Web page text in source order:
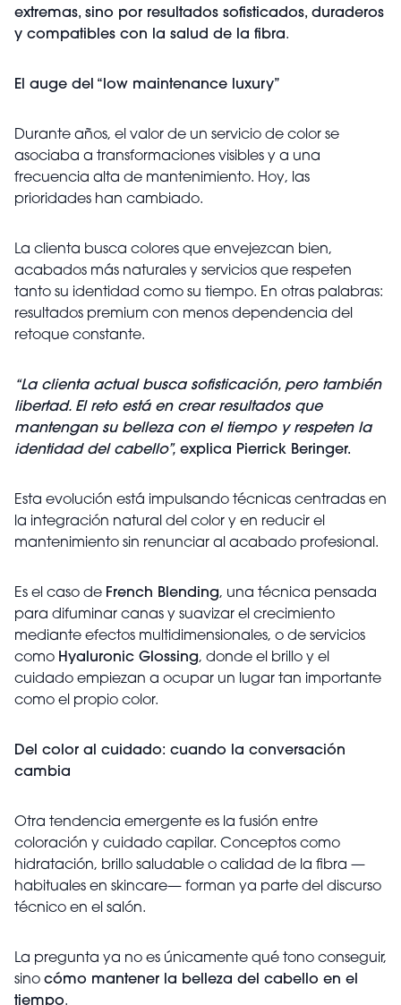
extremas, sino por resultados sofisticados, duraderos
y compatibles con la salud de la fibra.
El auge del “low maintenance luxury”
Durante años, el valor de un servicio de color se
asociaba a transformaciones visibles y a una
frecuencia alta de mantenimiento. Hoy, las
prioridades han cambiado.
La clienta busca colores que envejezcan bien,
acabados más naturales y servicios que respeten
tanto su identidad como su tiempo. En otras palabras:
resultados premium con menos dependencia del
retoque constante.
“La clienta actual busca sofisticación, pero también
libertad. El reto está en crear resultados que
mantengan su belleza con el tiempo y respeten la
identidad del cabello”, explica Pierrick Beringer.
Esta evolución está impulsando técnicas centradas en
la integración natural del color y en reducir el
mantenimiento sin renunciar al acabado profesional.
Es el caso de French Blending, una técnica pensada
para difuminar canas y suavizar el crecimiento
mediante efectos multidimensionales, o de servicios
como Hyaluronic Glossing, donde el brillo y el
cuidado empiezan a ocupar un lugar tan importante
como el propio color.
Del color al cuidado: cuando la conversación
cambia
Otra tendencia emergente es la fusión entre
coloración y cuidado capilar. Conceptos como
hidratación, brillo saludable o calidad de la fibra —
habituales en skincare— forman ya parte del discurso
técnico en el salón.
La pregunta ya no es únicamente qué tono conseguir,
sino cómo mantener la belleza del cabello en el
tiempo.